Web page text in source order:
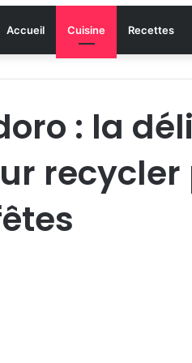
Accueil Cuisine Recettes
: la